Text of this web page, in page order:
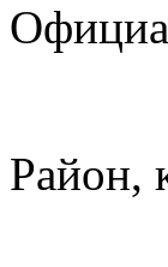
Район,